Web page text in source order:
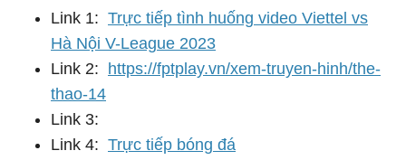
Link 1: Trực tiếp tình huống video Viettel vs
Hà Nội V-League 2023
Link 2:
https://fptplay.vn/xem-truyen-hinh/the-
thao-14
Link 3:
Link 4: Trực tiếp bóng đá